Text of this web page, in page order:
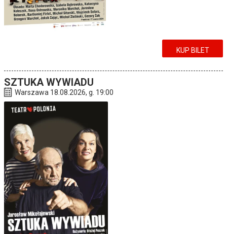
KUP BILET
SZTUKA WYWIADU
Warszawa 18.08.2026, g. 19:00